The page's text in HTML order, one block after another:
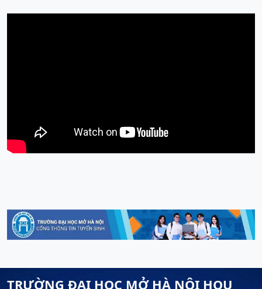
TRƯỜNG ĐẠI HỌC MỞ HÀ NỘI HOU